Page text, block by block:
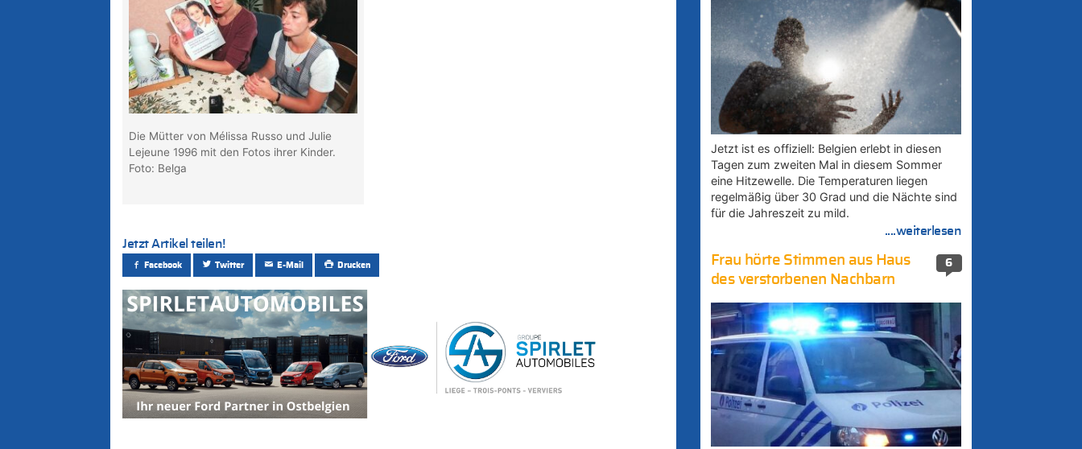
Die Mütter von Mélissa Russo und Julie
Lejeune 1996 mit den Fotos ihrer Kinder.
Foto: Belga
Jetzt Artikel teilen!
Facebook Twitter E-Mail Drucken
Jetzt ist es offiziell: Belgien erlebt in diesen
Tagen zum zweiten Mal in diesem Sommer
eine Hitzewelle. Die Temperaturen liegen
regelmäßig über 30 Grad und die Nächte sind
für die Jahreszeit zu mild.
....weiterlesen
6
Frau hörte Stimmen aus Haus
des verstorbenen Nachbarn